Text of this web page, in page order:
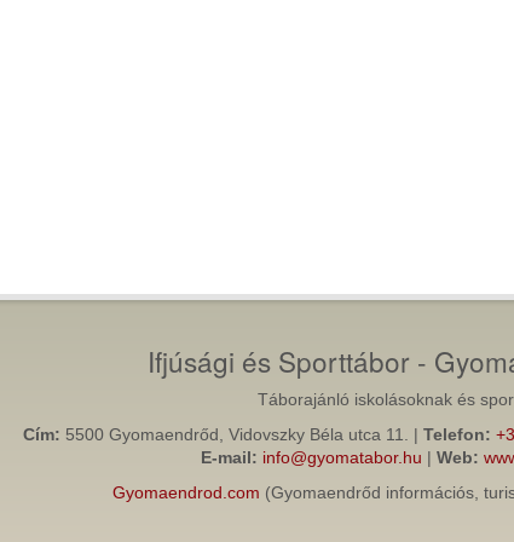
Ifjúsági és Sporttábor -
Táborajánló iskolásoknak és
Cím: 5500 Gyomaendrőd, Vidovszky Béla utca 11. | Telefon:
E-mail: info@gyomatabor.hu Web:
Gyomaendrod.com (Gyomaendrőd információs,